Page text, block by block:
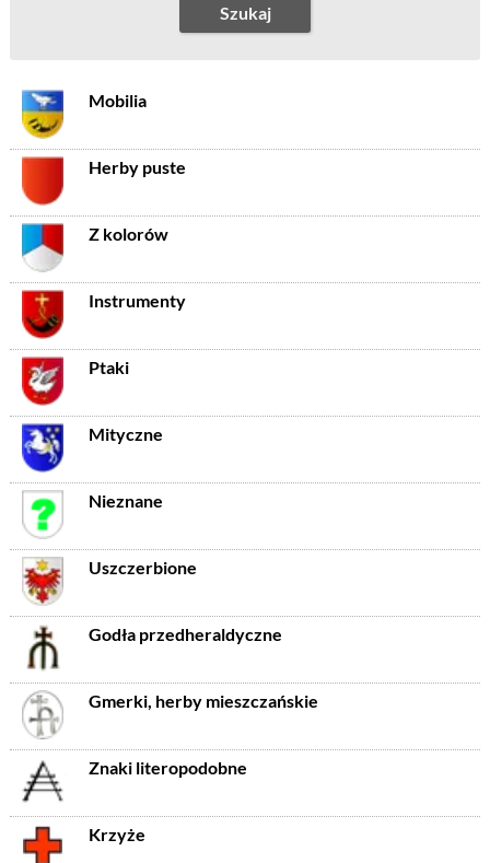
Szukaj
Mobilia
Herby puste
Z kolorów
Instrumenty
Ptaki
Mityczne
Nieznane
Uszczerbione
Godła przedheraldyczne
Gmerki, herby mieszczańskie
Znaki literopodobne
Krzyże